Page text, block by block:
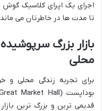
اجرای یک اپرای کلاسیک
تا مدت ها در خاطرتان می
بازار بزرگ
محلی
برای تجربه زندگی محلی و